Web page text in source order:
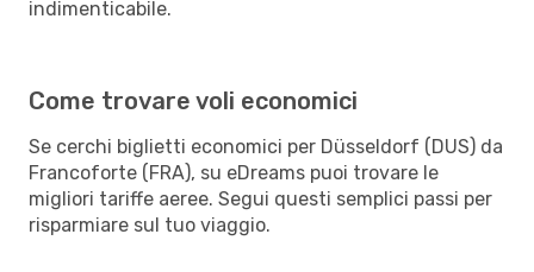
indimenticabile.
Come trovare voli economici
Se cerchi biglietti economici per Düsseldorf (DUS) da
Francoforte (FRA), su eDreams puoi trovare le
migliori tariffe aeree. Segui questi semplici passi per
risparmiare sul tuo viaggio.